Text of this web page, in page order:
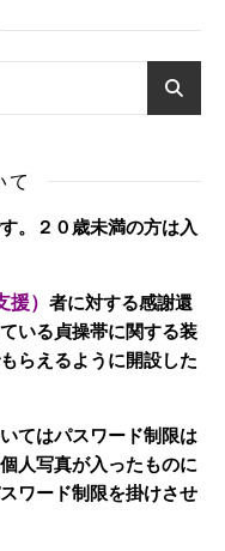
て
。２０歳未満の方は入
） 者に対する感謝還
いる貞操帯に関する装
らえるように開設した
てはパスワード制限は
人写真が入ったものに
ワード制限を掛けさせ